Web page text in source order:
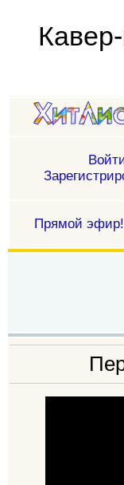
Прямой эфир!